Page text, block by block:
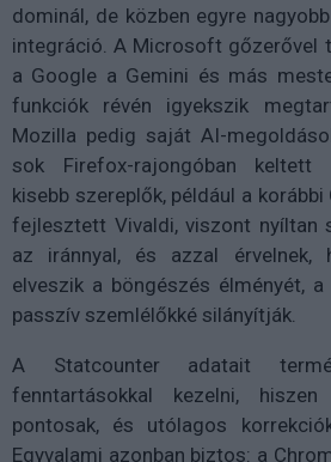
dominál, de közben egyre
integráció. A Microsoft gőzerővel
a Google a Gemini és más
funkciók révén igyekszik
Mozilla pedig saját AI-
sok Firefox-rajongóban keltett
kisebb szereplők, például a
fejlesztett Vivaldi, viszont nyíltan
az iránnyal, és azzal érvelnek,
elveszik a böngészés élményét,
passzív szemlélőkké silányítják.
A Statcounter adatait
fenntartásokkal kezelni,
pontosak, és utólagos
Egyvalami azonban biztos: a